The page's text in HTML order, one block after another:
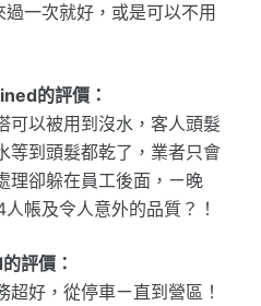
一次就好，或是可以不用
的評價：
可以被用到沒水，客人頭髮
等到頭髮都乾了，業者只會
理卻躲在員工後面，ㄧ晚
帳及令人意外的品質？！
評價：
好，從停車ㄧ直到營區！